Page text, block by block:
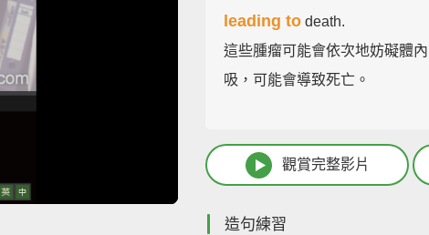
leading to death.
這些腫瘤可能會依次地妨礙體
吸，可能會導致死亡。
觀賞完整影片
造句練習